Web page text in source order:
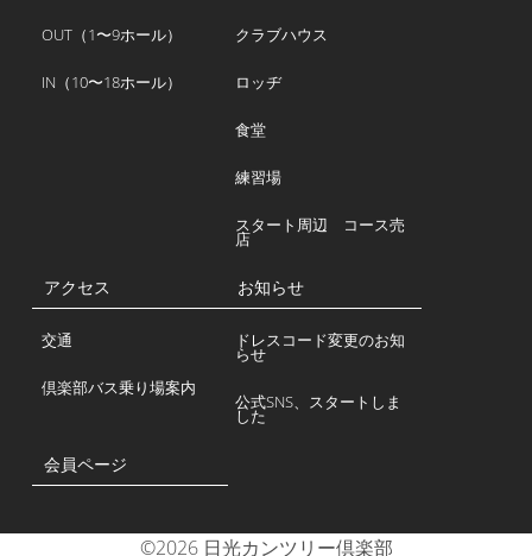
OUT（1〜9ホール）
IN（10〜18ホール）
クラブハウス
ロッヂ
食堂
練習場
スタート周辺 コース売
店
アクセス
交通
倶楽部バス乗り場案内
お知らせ
ドレスコード変更のお知
らせ
公式SNS、スタートしま
した
会員ページ
©2026 日光カンツリー倶楽部